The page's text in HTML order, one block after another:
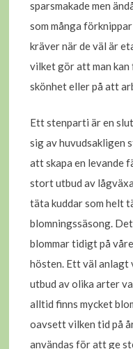
sparsmakade men
som många
kräver när de väl är
vilket gör att man kan
skönhet eller på att
Ett stenparti är en
sig av huvudsakligen
att skapa en levande
stort utbud av
täta kuddar som helt
blomningssäsong.
blommar tidigt på
hösten. Ett väl
utbud av olika arter
alltid finns mycket
oavsett vilken tid på
användas för att ge